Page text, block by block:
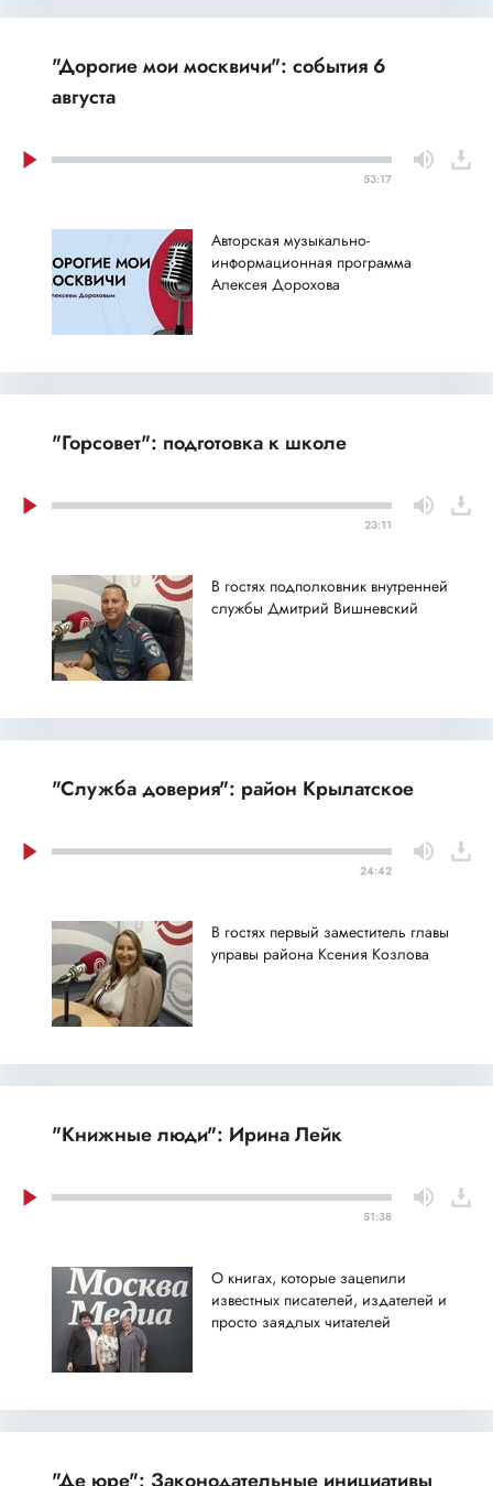
"Дорогие мои москвичи": события 6
августа
53:17
Авторская музыкально-
информационная программа
Алексея Дорохова
"Горсовет": подготовка к школе
23:11
В гостях подполковник внутренней
службы Дмитрий Вишневский
"Служба доверия": район Крылатское
24:42
В гостях первый заместитель главы
управы района Ксения Козлова
"Книжные люди": Ирина Лейк
51:38
О книгах, которые зацепили
известных писателей, издателей и
просто заядлых читателей
"Де юре": Законодательные инициативы